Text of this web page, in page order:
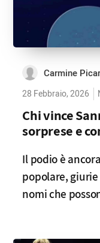
Carmine
28 Febbraio, 2026
Chi vince
sorprese e
Il podio è
popolare,
nomi che